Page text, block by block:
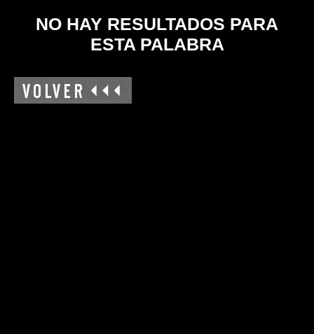
NO HAY RESULTADOS PARA
ESTA PALABRA